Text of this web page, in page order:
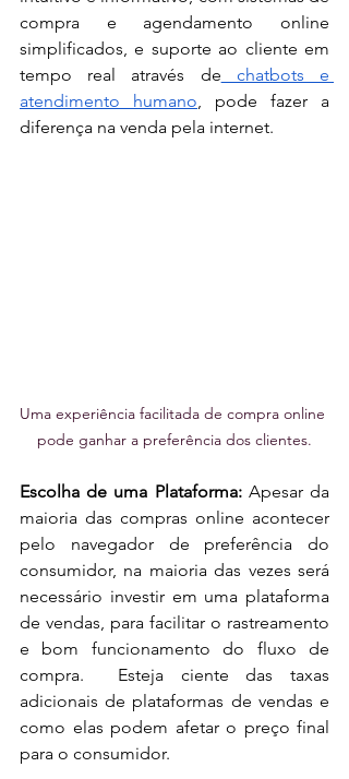
compra e agendamento online
simplificados, e suporte ao cliente em
tempo real através de chatbots e
atendimento humano, pode fazer a
diferença na venda pela internet.
Uma experiência facilitada de compra online
pode ganhar a preferência dos clientes.
Escolha de uma Plataforma: Apesar da
maioria das compras online acontecer
pelo navegador de preferência do
consumidor, na maioria das vezes será
necessário investir em uma plataforma
de vendas, para facilitar o rastreamento
e bom funcionamento do fluxo de
compra.  Esteja ciente das taxas
adicionais de plataformas de vendas e
como elas podem afetar o preço final
para o consumidor.